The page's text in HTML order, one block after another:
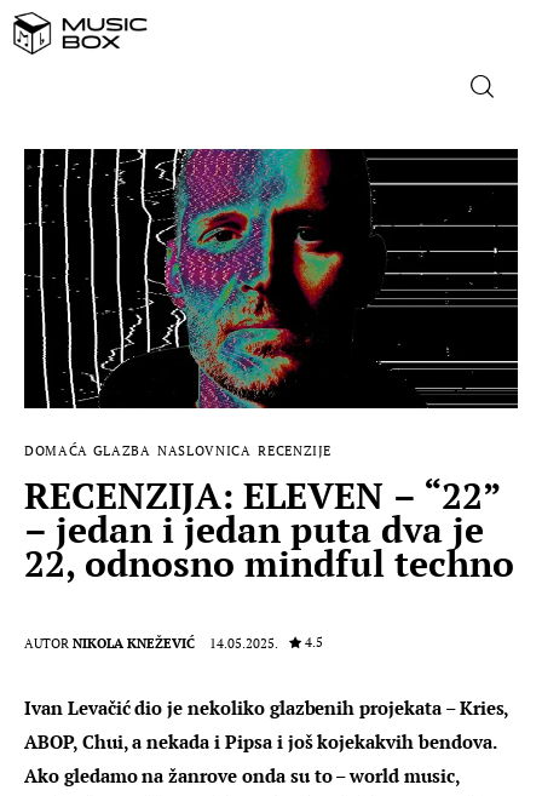
NASLOVNICA
DOMAĆA GLAZBA
STRANA GLAZBA
FILM
DOMAĆA GLAZBA NASLOVNICA RECENZIJE
RECENZIJA: ELEVEN – “22”
– jedan i jedan puta dva je
22, odnosno mindful techno
AUTOR NIKOLA KNEŽEVIĆ 14.05.2025. 4.5
Ivan Levačić dio je nekoliko glazbenih projekata – Kries,
ABOP, Chui, a nekada i Pipsa i još kojekakvih bendova.
Ako gledamo na žanrove onda su to – world music,